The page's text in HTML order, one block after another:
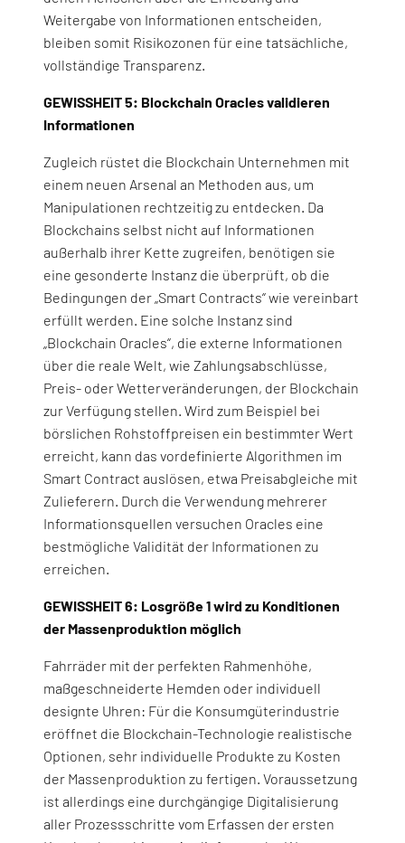
Weitergabe von Informationen entscheiden,
bleiben somit Risikozonen für eine tatsächliche,
vollständige Transparenz.
GEWISSHEIT 5: Blockchain Oracles validieren
Informationen
Zugleich rüstet die Blockchain Unternehmen mit
einem neuen Arsenal an Methoden aus, um
Manipulationen rechtzeitig zu entdecken. Da
Blockchains selbst nicht auf Informationen
außerhalb ihrer Kette zugreifen, benötigen sie
eine gesonderte Instanz die überprüft, ob die
Bedingungen der „Smart Contracts“ wie vereinbart
erfüllt werden. Eine solche Instanz sind
„Blockchain Oracles“, die externe Informationen
über die reale Welt, wie Zahlungsabschlüsse,
Preis- oder Wetterveränderungen, der Blockchain
zur Verfügung stellen. Wird zum Beispiel bei
börslichen Rohstoffpreisen ein bestimmter Wert
erreicht, kann das vordefinierte Algorithmen im
Smart Contract auslösen, etwa Preisabgleiche mit
Zulieferern. Durch die Verwendung mehrerer
Informationsquellen versuchen Oracles eine
bestmögliche Validität der Informationen zu
erreichen.
GEWISSHEIT 6: Losgröße 1 wird zu Konditionen
der Massenproduktion möglich
Fahrräder mit der perfekten Rahmenhöhe,
maßgeschneiderte Hemden oder individuell
designte Uhren: Für die Konsumgüterindustrie
eröffnet die Blockchain-Technologie realistische
Optionen, sehr individuelle Produkte zu Kosten
der Massenproduktion zu fertigen. Voraussetzung
ist allerdings eine durchgängige Digitalisierung
aller Prozessschritte vom Erfassen der ersten